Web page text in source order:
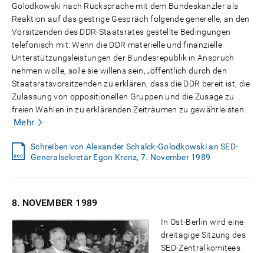
Golodkowski nach Rücksprache mit dem Bundeskanzler als
Reaktion auf das gestrige Gespräch folgende generelle, an den
Vorsitzenden des DDR-Staatsrates gestellte Bedingungen
telefonisch mit: Wenn die DDR materielle und finanzielle
Unterstützungsleistungen der Bundesrepublik in Anspruch
nehmen wolle, solle sie willens sein, „öffentlich durch den
Staatsratsvorsitzenden zu erklären, dass die DDR bereit ist, die
Zulassung von oppositionellen Gruppen und die Zusage zu
freien Wahlen in zu erklärenden Zeiträumen zu gewährleisten.
Mehr
Schreiben von Alexander Schalck-Golodkowski an SED-
Generalsekretär Egon Krenz, 7. November 1989
8. NOVEMBER 1989
In Ost-Berlin wird eine
dreitägige Sitzung des
SED-Zentralkomitees